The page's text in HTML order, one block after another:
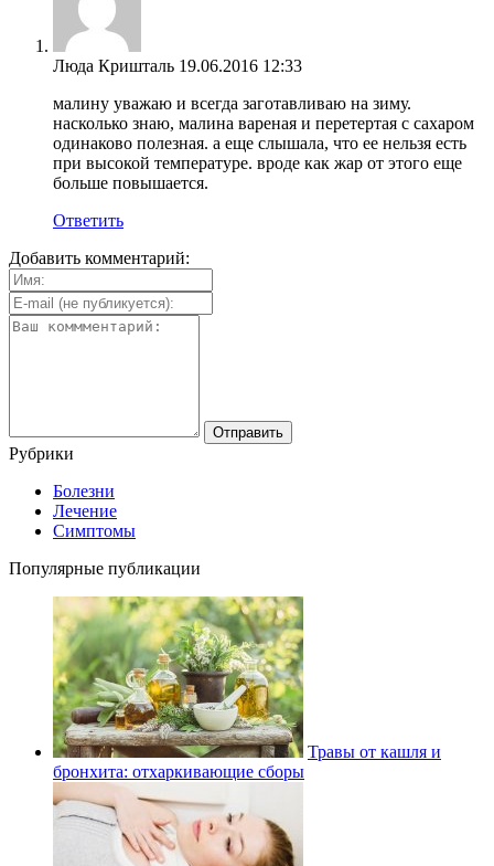
Люда Кришталь 19.06.2016 12:33
малину уважаю и всегда заготавливаю на зиму.
насколько знаю, малина вареная и перетертая с сахаром
одинаково полезная. а еще слышала, что ее нельзя есть
при высокой температуре. вроде как жар от этого еще
больше повышается.
Ответить
Добавить комментарий:
Рубрики
Болезни
Лечение
Симптомы
Популярные публикации
Травы от кашля и
бронхита: отхаркивающие сборы